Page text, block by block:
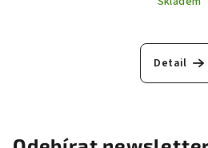
Detail